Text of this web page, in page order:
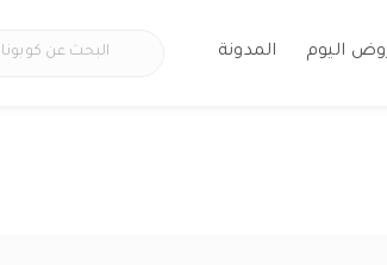
اليوم المدونة